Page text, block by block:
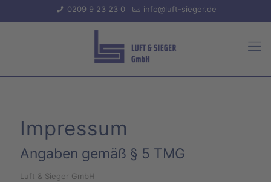
0209 9 23 23 0 info@luft-sieger.de
Impressum
Angaben gemäß § 5 TMG
Luft & Sieger GmbH